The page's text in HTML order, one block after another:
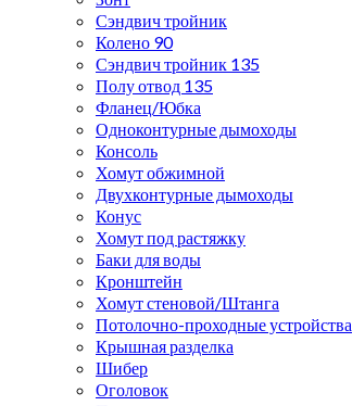
Сэндвич тройник
Колено 90
Сэндвич тройник 135
Полу отвод 135
Фланец/Юбка
Одноконтурные дымоходы
Консоль
Хомут обжимной
Двухконтурные дымоходы
Конус
Хомут под растяжку
Баки для воды
Кронштейн
Хомут стеновой/Штанга
Потолочно-проходные устройства
Крышная разделка
Шибер
Оголовок